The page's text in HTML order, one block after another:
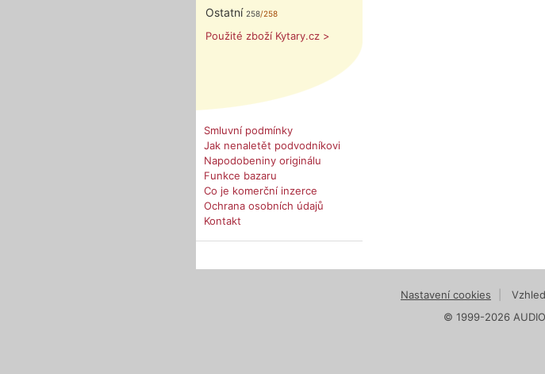
Ostatní 258/258
Použité zboží Kytary.cz >
Smluvní podmínky
Jak nenaletět podvodníkovi
Napodobeniny originálu
Funkce bazaru
Co je komerční inzerce
Ochrana osobních údajů
Kontakt
Nastavení cookies
© 1999-2026 AUDIO